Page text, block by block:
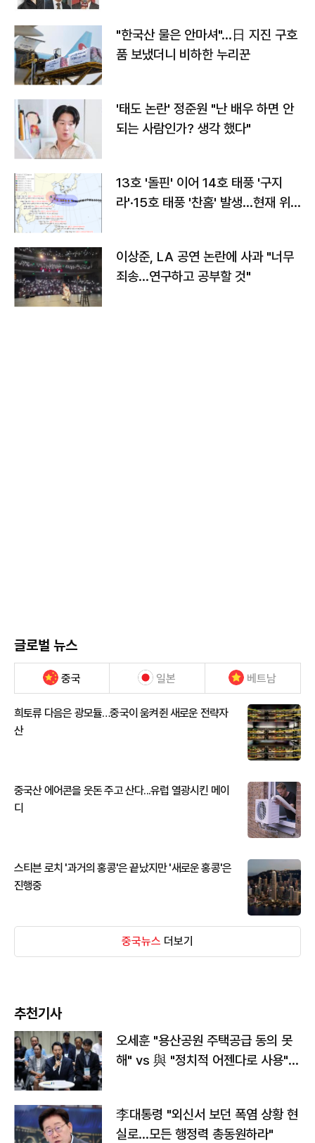
"한국산 물은 안마셔"…日 지진 구호
품 보냈더니 비하한 누리꾼
'태도 논란' 정준원 "난 배우 하면 안
되는 사람인가? 생각 했다"
13호 '돌핀' 이어 14호 태풍 '구지
라'·15호 태풍 '찬홈' 발생…현재 위
이상준, LA 공연 논란에 사과 "너무
죄송…연구하고 공부할 것"
글로벌 뉴스
중국 일본 베트남
희토류 다음은 광모듈…중국이 움켜쥔 새로운 전략자
산
중국산 에어콘을 웃돈 주고 산다...유럽 열광시킨 메이
디
스티븐 로치 '과거의 홍콩'은 끝났지만 '새로운 홍콩'은
진행중
중국뉴스 더보기
추천기사
오세훈 "용산공원 주택공급 동의 못
해" vs 與 "정치적 어젠다로 사용"
李대통령 "외신서 보던 폭염 상황 현
실로…모든 행정력 총동원하라"